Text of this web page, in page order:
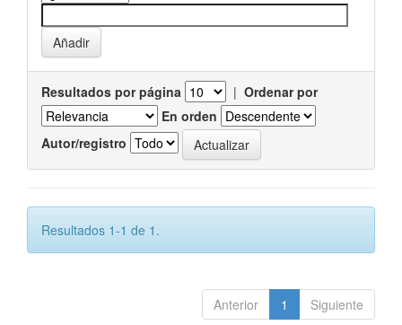
Resultados por página | Ordenar por
En orden
Autor/registro
Resultados 1-1 de 1.
Anterior 1 Siguiente